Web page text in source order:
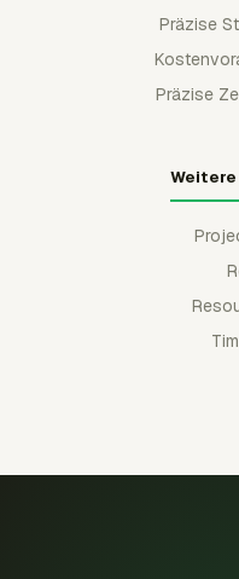
Präzise
Präzise